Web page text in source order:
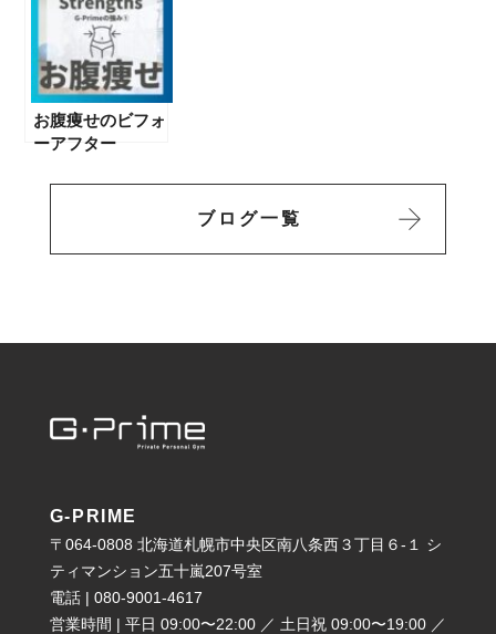
お腹痩せのビフォ
ーアフター
ブログ一覧
G-PRIME
〒064-0808 北海道札幌市中央区南八条西３丁目６-１ シ
ティマンション五十嵐207号室
電話 | 080-9001-4617
営業時間 | 平日 09:00〜22:00 ／ 土日祝 09:00〜19:00 ／